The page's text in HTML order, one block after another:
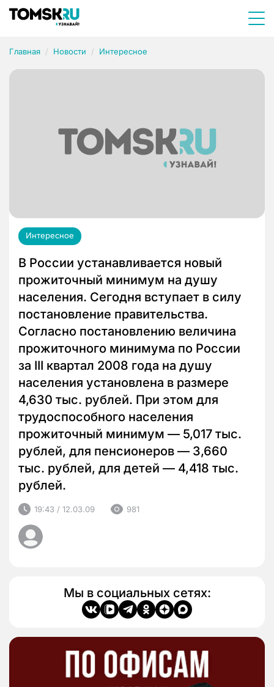
Главная Новости Интересное
Интересное
В России устанавливается новый
прожиточный минимум на душу
населения. Сегодня вступает в силу
постановление правительства.
Согласно постановлению величина
прожиточного минимума по России
за III квартал 2008 года на душу
населения установлена в размере
4,630 тыс. рублей. При этом для
трудоспособного населения
прожиточный минимум — 5,017 тыс.
рублей, для пенсионеров — 3,660
тыс. рублей, для детей — 4,418 тыс.
рублей.
19:43 / 12.03.09 981
Мы в социальных сетях: